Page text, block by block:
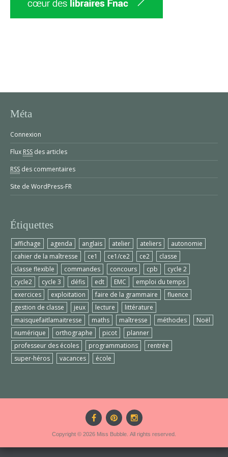
Méta
Connexion
Flux RSS des articles
RSS des commentaires
Site de WordPress-FR
Étiquettes
affichage agenda anglais atelier ateliers
autonomie
cahier de la maîtresse
ce1 ce1/ce2 ce2
classe
classe flexible
commandes concours cpb
cycle 2
cycle2
cycle 3 défis edt EMC
emploi du temps
exercices
exploitation faire de la grammaire
fluence
gestion de classe
jeux lecture
littérature
maisquefaitlamaitresse
maths maîtresse méthodes
Noël
numérique
orthographe picot
planner
professeur des écoles
programmations
rentrée
super-héros
vacances école
Copyright © 2026 Miss Bubble. All rights reserved.